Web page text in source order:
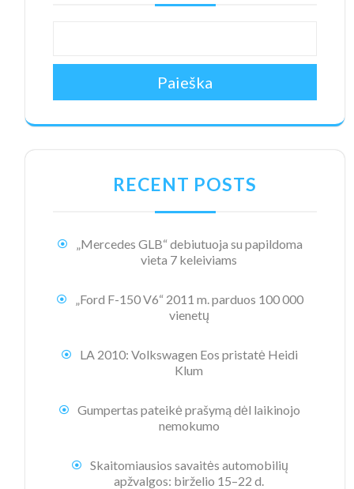
Paieška
RECENT POSTS
„Mercedes GLB“ debiutuoja su papildoma
vieta 7 keleiviams
„Ford F-150 V6“ 2011 m. parduos 100 000
vienetų
LA 2010: Volkswagen Eos pristatė Heidi
Klum
Gumpertas pateikė prašymą dėl laikinojo
nemokumo
Skaitomiausios savaitės automobilių
apžvalgos: birželio 15–22 d.